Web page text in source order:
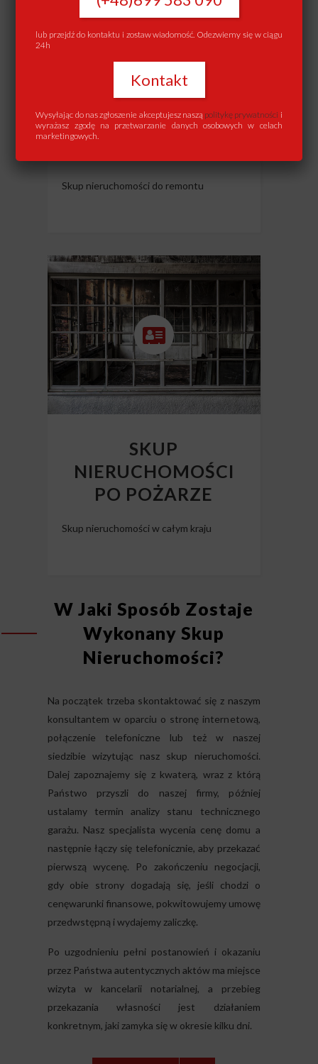
SKUP MIESZKAŃ DO
Skup nieruchomości do remontu
SKUP
NIERUCHOMOŚCI
PO POŻARZE
Skup nieruchomości w całym kraju
W Jaki Sposób Zostaje
Wykonany Skup
Nieruchomości?
Na początek trzeba skontaktować się z naszym
konsultantem w oparciu o stronę internetową,
połączenie telefoniczne lub też w naszej
siedzibie wizytując nasz skup nieruchomości.
Dalej zapoznajemy się z kwaterą, wraz z którą
Państwo przyszli do naszej firmy, później
ustalamy termin analizy stanu technicznego
garażu. Nasz specjalista wycenia cenę domu a
następnie łączy się telefonicznie, aby przekazać
pierwszą wycenę. Po zakończeniu negocjacji,
gdy obie strony dogadają się, jeśli chodzi o
cenęwarunki finansowe, pokwitowujemy umowę
przedwstępną i wydajemy zaliczkę.
Po uzgodnieniu pełni postanowień i okazaniu
przez Państwa autentycznych aktów ma miejsce
wizyta w kancelarii notarialnej, a przebieg
przekazania własności jest działaniem
konkretnym, jaki zamyka się w okresie kilku dni.
lub przejdź do kontaktu i zostaw wiadomość. Odezwiemy się w ciągu
24h
Kontakt
Wysyłając do nas zgłoszenie akceptujesz naszą politykę prywatności i
wyrażasz zgodę na przetwarzanie danych osobowych w celach
marketingowych.